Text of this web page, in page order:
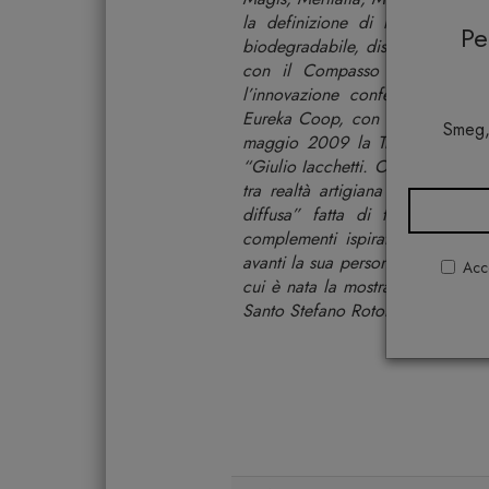
la definizione di nuove
biodegradabile, disegnata con
con il Compasso d’Oro.
l’innovazione conferitogli dal
Eureka Coop, con cui ha
maggio 2009 la Triennale di
“Giulio Iacchetti. Oggetti
tra realtà artigiana e design,
diffusa” fatta di tanti
complementi ispirati al fare e
avanti la sua personale ricerca
cui è nata la mostra Cruciale,
Santo Stefano Rotondo a Roma